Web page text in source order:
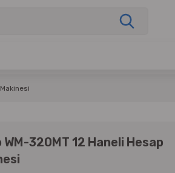
WM-320MT 12 Haneli Hesap